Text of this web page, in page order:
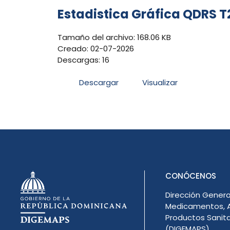
Estadistica Gráfica QDRS
Tamaño del archivo: 168.06 KB
Creado: 02-07-2026
Descargas: 16
Descargar Visualizar
CONÓCENOS
Dirección
Medicamentos,
Productos